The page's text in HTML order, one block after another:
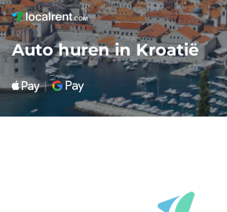
Auto huren in Kroatië